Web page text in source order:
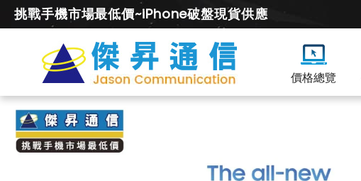
挑戰手機市場最低價~iPhone破盤現貨供應
價格總覽